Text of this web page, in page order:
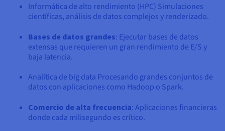
Informática de alto rendimiento (HPC) Simulaciones
científicas, análisis de datos complejos y renderizado.
Bases de datos grandes: Ejecutar bases de datos
extensas que requieren un gran rendimiento de E/S y
baja latencia.
Analítica de big data Procesando grandes conjuntos de
datos con aplicaciones como Hadoop o Spark.
Comercio de alta frecuencia: Aplicaciones financieras
donde cada milisegundo es crítico.